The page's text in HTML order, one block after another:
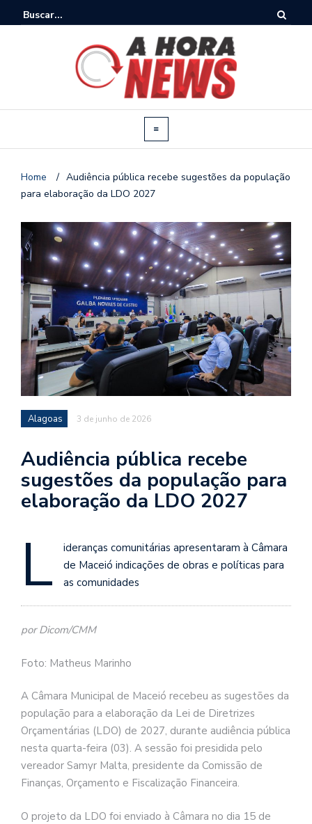
Home / Audiência pública recebe sugestões da população
para elaboração da LDO 2027
Alagoas 3 de junho de 2026
Audiência pública recebe
sugestões da população para
elaboração da LDO 2027
L
ideranças comunitárias apresentaram à Câmara
de Maceió indicações de obras e políticas para
as comunidades
por Dicom/CMM
Foto: Matheus Marinho
A Câmara Municipal de Maceió recebeu as sugestões da
população para a elaboração da Lei de Diretrizes
Orçamentárias (LDO) de 2027, durante audiência pública
nesta quarta-feira (03). A sessão foi presidida pelo
vereador Samyr Malta, presidente da Comissão de
Finanças, Orçamento e Fiscalização Financeira.
O projeto da LDO foi enviado à Câmara no dia 15 de